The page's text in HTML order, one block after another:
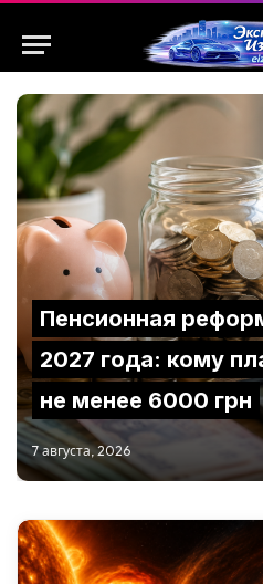
Пенсионная
2027 года: кому
не менее 6000 грн
7 августа, 2026